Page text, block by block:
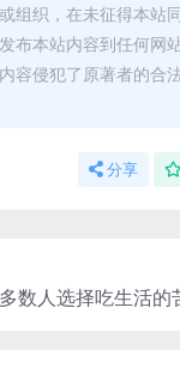
组织，在未征得本站
布本站内容到任何网
容侵犯了原著者的合
分享
数人选择吃生活的